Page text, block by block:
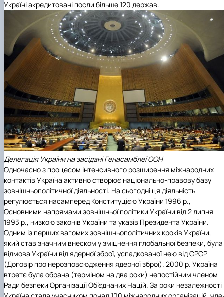
Україні акредитовані посли більше 120 держав.
Делегація України на засідані Генасамблеї ООН
Одночасно з процесом інтенсивного розширення міжнародних
контактів Україна активно створює національно-правову базу
зовнішньополітичної діяльності. На сьогодні ця діяльність
регулюється насамперед Конституцією України 1996 р.,
Основними напрямами зовнішньої політики України від 2 липня
1993 р., низкою законів України та указів Президента України.
Одним із перших вагомих зовнішньополітичних кроків України,
який став значним внеском у зміцнення глобальної безпеки, була
відмова України від ядерної зброї, успадкованої нею від СРСР
(Договір про нерозповсюдження ядерної зброї). 2000 р. Україна
втретє була обрана (терміном на два роки) непостійним членом
Ради безпеки Організації Об’єднаних Націй. За роки незалежності